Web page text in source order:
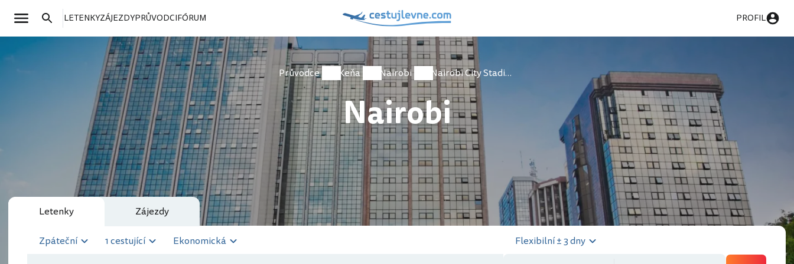
LETENKYZÁJEZDYPRŮVODCIFÓRUM PROFIL
Průvodce Keňa Nairobi Nairobi City Stadium
Nairobi
Letenky Zájezdy
Zpáteční 1 cestující Ekonomická Flexibilní ± 3 dny